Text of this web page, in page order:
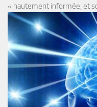
« hautement informée, et